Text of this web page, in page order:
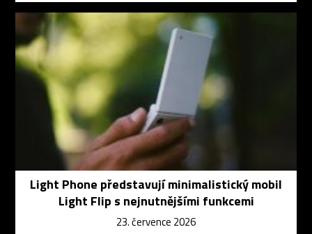
Light Phone představují minimalistický mobil
Light Flip s nejnutnějšími funkcemi
23. července 2026